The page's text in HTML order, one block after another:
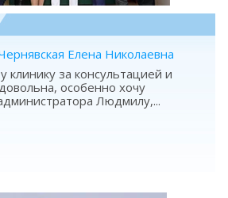
Елена Николаевна
клинику за консультацией и
особенно хочу
Людмилу,...